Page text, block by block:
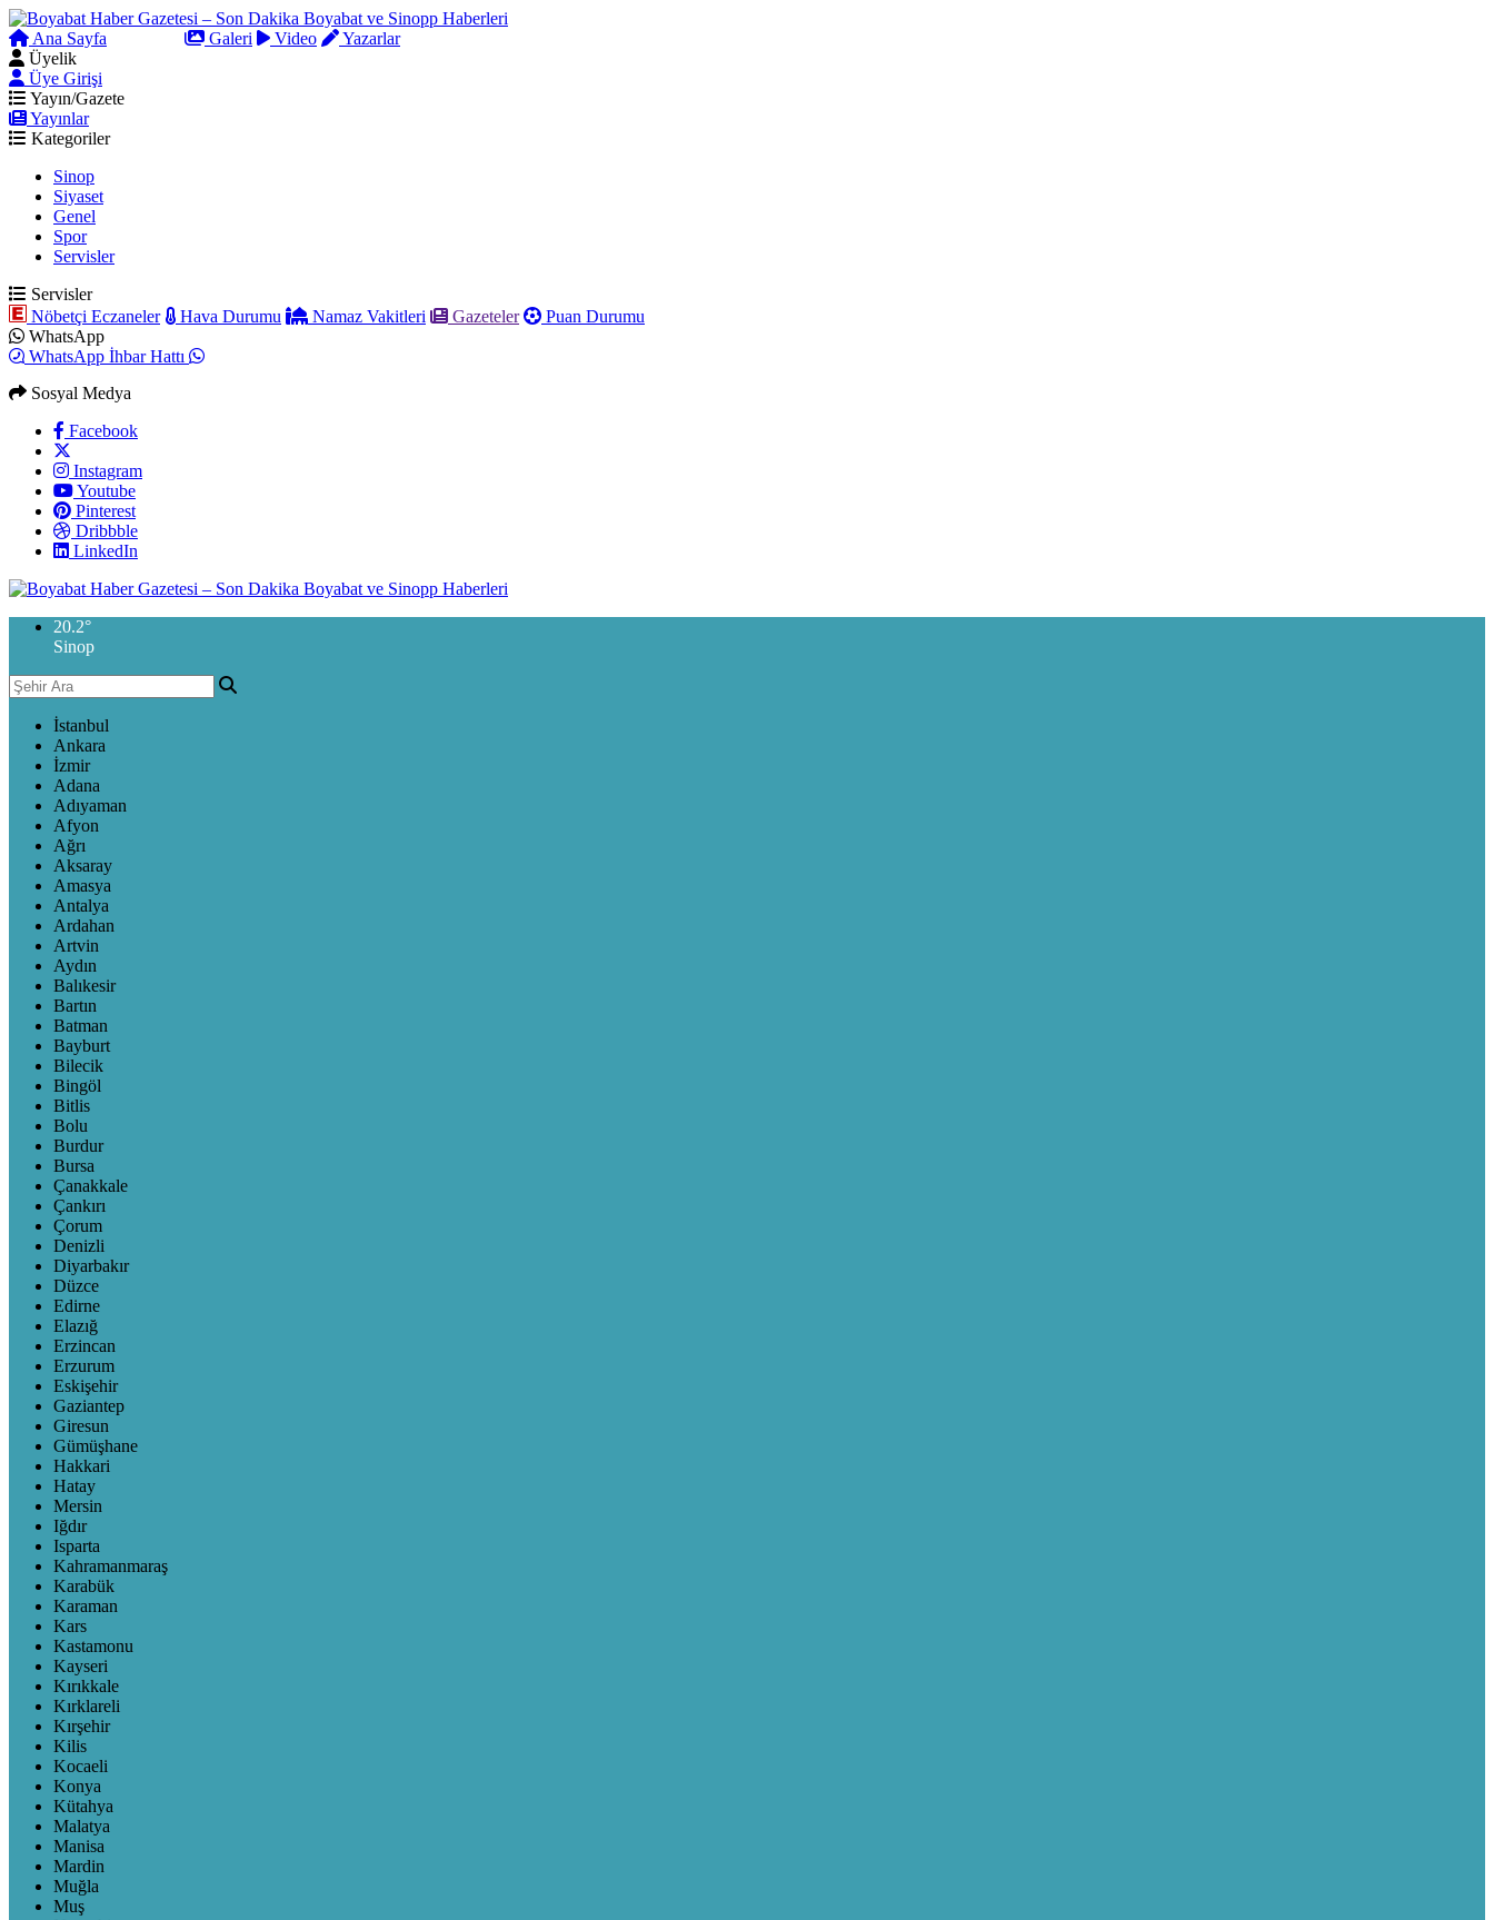
Ana Sayfa Galeri Video
Yazarlar
Üyelik
Üye Girişi
Yayın/Gazete
Yayınlar
Kategoriler
Sinop
Siyaset
Genel
Spor
Servisler
Servisler
Nöbetçi Eczaneler
Hava Durumu Namaz Vakitleri Gazeteler
Puan Durumu
WhatsApp
WhatsApp İhbar Hattı
Sosyal Medya
Facebook
Instagram
Youtube
Pinterest
Dribbble
LinkedIn
20.2°
Sinop
İstanbul
Ankara
İzmir
Adana
Adıyaman
Afyon
Ağrı
Aksaray
Amasya
Antalya
Ardahan
Artvin
Aydın
Balıkesir
Bartın
Batman
Bayburt
Bilecik
Bingöl
Bitlis
Bolu
Burdur
Bursa
Çanakkale
Çankırı
Çorum
Denizli
Diyarbakır
Düzce
Edirne
Elazığ
Erzincan
Erzurum
Eskişehir
Gaziantep
Giresun
Gümüşhane
Hakkari
Hatay
Mersin
Iğdır
Isparta
Kahramanmaraş
Karabük
Karaman
Kars
Kastamonu
Kayseri
Kırıkkale
Kırklareli
Kırşehir
Kilis
Kocaeli
Konya
Kütahya
Malatya
Manisa
Mardin
Muğla
Muş